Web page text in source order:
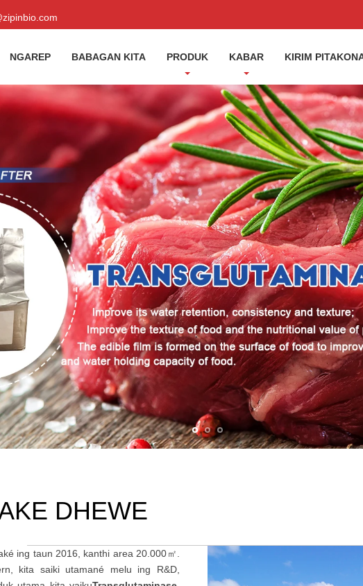
NGAREP BABAGAN KITA PRODUK KABAR KIRIM
DHEWE
ing taun 2016, kanthi area 20.000㎡.
kita saiki utamané melu ing R&D,